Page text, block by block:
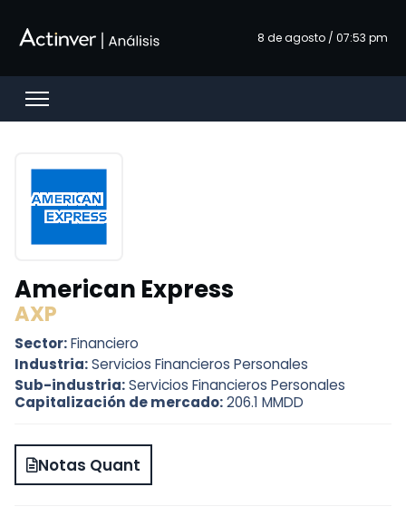
8 de agosto / 07:53 pm
Open menu
American Express
AXP
Sector:Financiero
Industria:Servicios Financieros Personales
Sub-industria:Servicios Financieros Personales
Capitalización de mercado:206.1 MMDD
Notas Quant